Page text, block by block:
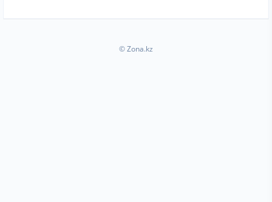
© Zona.kz